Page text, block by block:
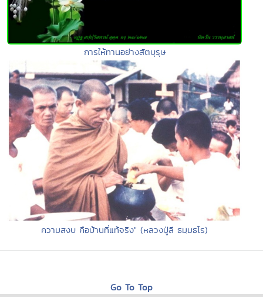
การให้ทานอย่างสัตบุรุษ
ความสงบ คือบ้านที่แท้จริง" (หลวงปู่ลี ธมฺมธโร)
Go To Top